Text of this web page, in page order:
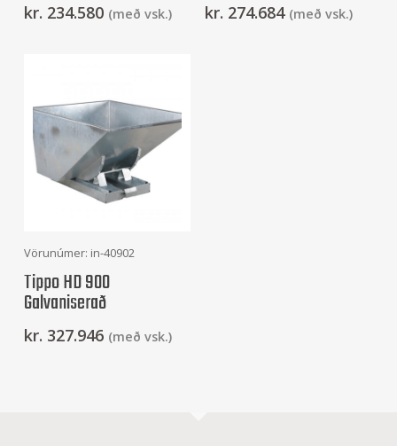
kr. 234.580 (með vsk.) kr. 274.684 (með vsk.)
Frekari Upplýsingar
Vörunúmer: in-40902
Tippo HD 900
Galvaniserað
kr. 327.946 (með vsk.)